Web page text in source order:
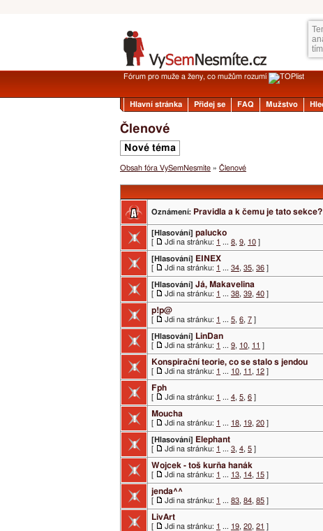
Fórum pro muže a ženy, co mužům rozumí
Hlavní stránka Přidej se FAQ Mužstvo
Členové
Nové téma
Obsah fóra VySemNesmíte » Členové
Oznámení: Pravidla a k čemu je tato sekce?
[Hlasování] palucko
[ Jdi na stránku: 1 ... 8, 9, 10 ]
[Hlasování] EINEX
[ Jdi na stránku: 1 ... 34, 35, 36 ]
[Hlasování] Já, Makavelina
[ Jdi na stránku: 1 ... 38, 39, 40 ]
p!p@
[ Jdi na stránku: 1 ... 5, 6, 7 ]
[Hlasování] LinDan
[ Jdi na stránku: 1 ... 9, 10, 11 ]
Konspirační teorie, co se stalo s jendou
[ Jdi na stránku: 1 ... 10, 11 , 12 ]
Fph
[ Jdi na stránku: 1 ... 4, 5, 6 ]
Moucha
[ Jdi na stránku: 1 ... 18, 19, 20 ]
[Hlasování] Elephant
[ Jdi na stránku: 1 ... 3, 4, 5 ]
Wojcek - toš kurňa hanák
[ Jdi na stránku: 1 ... 13, 14, 15 ]
jenda^^
[ Jdi na stránku: 1 ... 83, 84, 85 ]
LivArt
[ Jdi na stránku: 1 ... 19, 20, 21 ]